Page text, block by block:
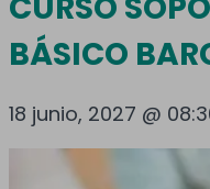
BÁSICO
18 junio, 2027 @